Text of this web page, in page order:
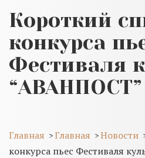
Короткий
конкурса
Фестиваля
“АВАНПОСТ”
Главная >Главная >Новости
конкурса пьес Фестиваля